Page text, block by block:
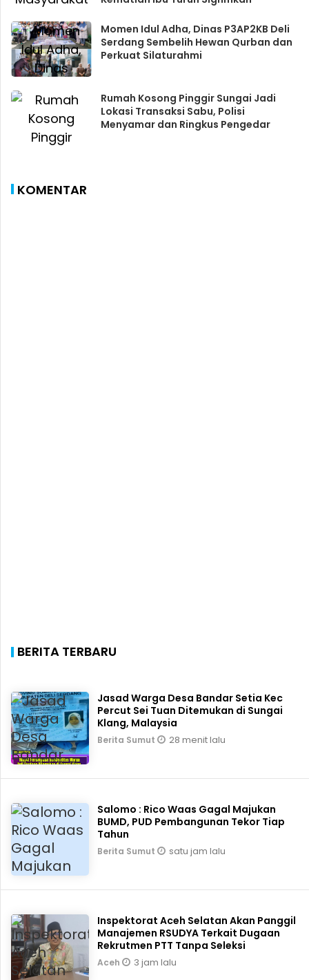
Momen Idul Adha, Dinas P3AP2KB Deli
Serdang Sembelih Hewan Qurban dan
Perkuat Silaturahmi
Rumah Kosong Pinggir Sungai Jadi
Lokasi Transaksi Sabu, Polisi
Menyamar dan Ringkus Pengedar
KOMENTAR
BERITA TERBARU
Jasad Warga Desa Bandar Setia Kec
Percut Sei Tuan Ditemukan di Sungai
Klang, Malaysia
Berita Sumut 28 menit lalu
Salomo : Rico Waas Gagal Majukan
BUMD, PUD Pembangunan Tekor Tiap
Tahun
Berita Sumut satu jam lalu
Inspektorat Aceh Selatan Akan Panggil
Manajemen RSUDYA Terkait Dugaan
Rekrutmen PTT Tanpa Seleksi
Aceh 3 jam lalu